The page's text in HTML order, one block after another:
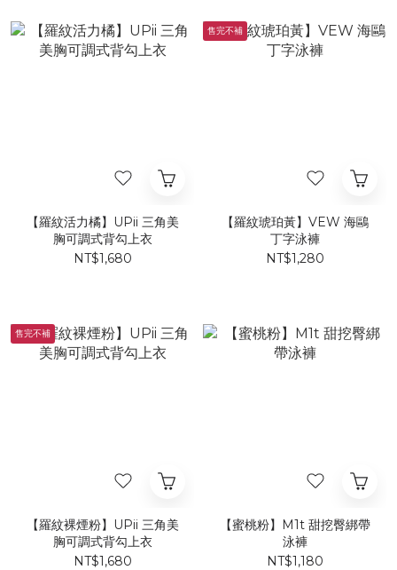
【羅紋活力橘】UPii 三角美
胸可調式背勾上衣
NT$1,680
售完不補
【羅紋琥珀黃】VEW 海鷗
丁字泳褲
NT$1,280
售完不補
【羅紋裸煙粉】UPii 三角美
胸可調式背勾上衣
NT$1,680
【蜜桃粉】M1t 甜挖臀綁帶
泳褲​​​
NT$1,180